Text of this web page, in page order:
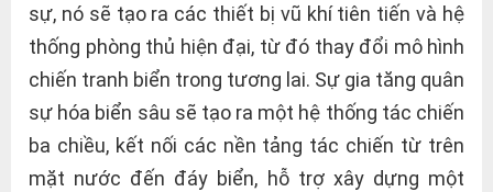
sự, nó sẽ tạo ra các thiết bị vũ khí tiên tiến và hệ
thống phòng thủ hiện đại, từ đó thay đổi mô hình
chiến tranh biển trong tương lai. Sự gia tăng quân
sự hóa biển sâu sẽ tạo ra một hệ thống tác chiến
ba chiều, kết nối các nền tảng tác chiến từ trên
mặt nước đến đáy biển, hỗ trợ xây dựng một